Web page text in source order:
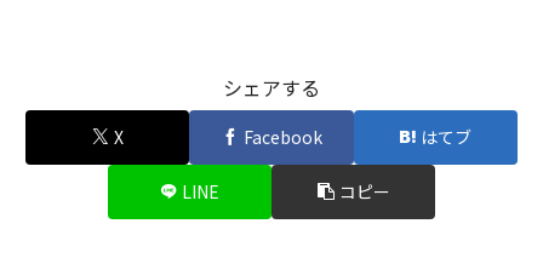
シェアする
X Facebook はてブ
LINE コピー